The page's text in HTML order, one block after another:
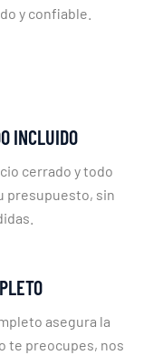
y confiable.
INCLUIDO
cerrado y todo
presupuesto, sin
asegura la
te preocupes, nos